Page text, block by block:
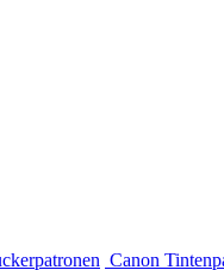
Canon